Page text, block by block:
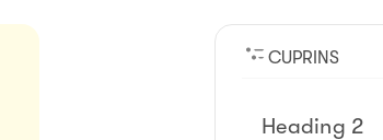
CUPRINS
Heading 2